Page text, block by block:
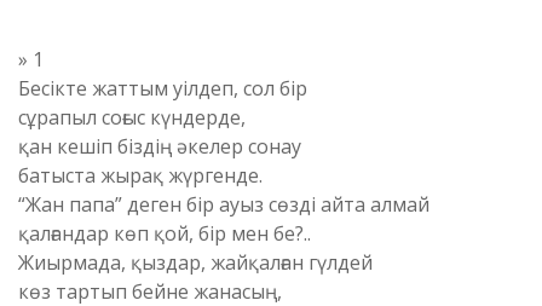
» 1
Бесікте жаттым уілдеп, сол бір
сұрапыл соғыс күндерде,
қан кешіп біздің әкелер сонау
батыста жырақ жүргенде.
“Жан папа” деген бір ауыз сөзді айта алмай
қалғандар көп қой, бір мен бе?..
Жиырмада, қыздар, жайқалған гүлдей
көз тартып бейне жанасың,